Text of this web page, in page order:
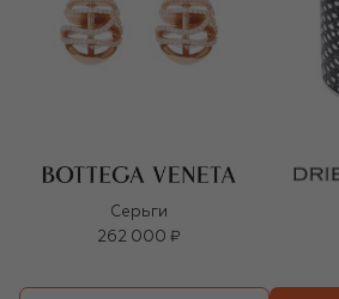
Серьги
262 000 ₽